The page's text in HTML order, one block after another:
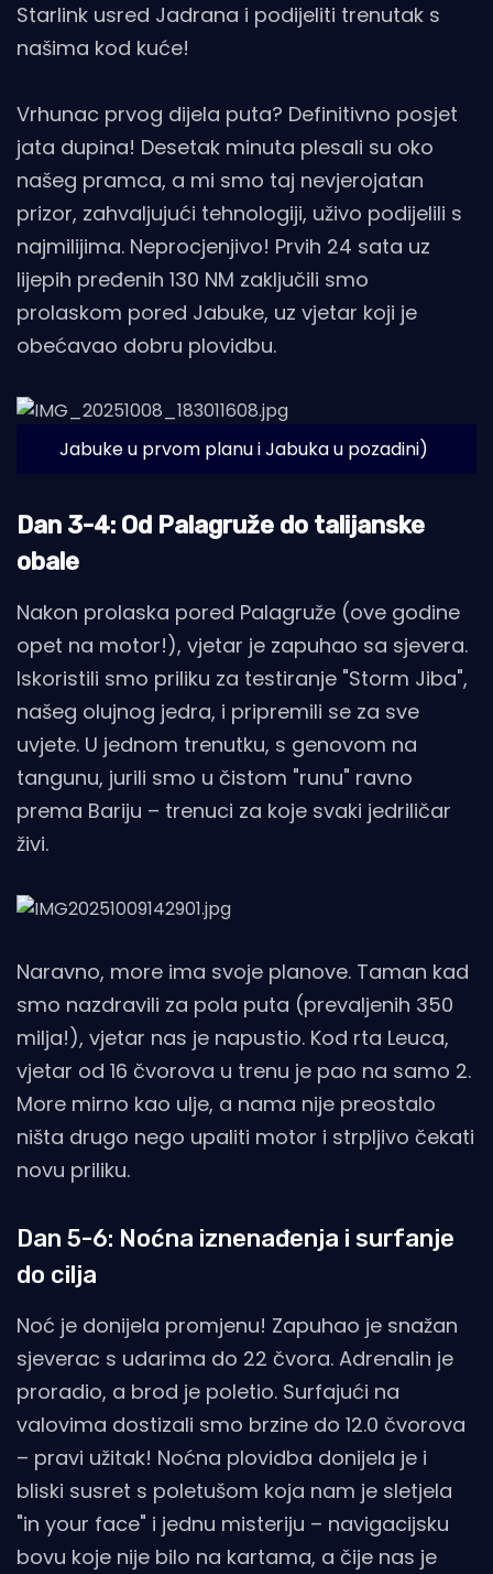
Starlink usred Jadrana i podijeliti trenutak s
našima kod kuće!
Vrhunac prvog dijela puta? Definitivno posjet
jata dupina! Desetak minuta plesali su oko
našeg pramca, a mi smo taj nevjerojatan
prizor, zahvaljujući tehnologiji, uživo podijelili s
najmilijima. Neprocjenjivo! Prvih 24 sata uz
lijepih pređenih 130 NM zaključili smo
prolaskom pored Jabuke, uz vjetar koji je
obećavao dobru plovidbu.
Jabuke u prvom planu i Jabuka u pozadini)
Dan 3-4: Od Palagruže do talijanske
obale
Nakon prolaska pored Palagruže (ove godine
opet na motor!), vjetar je zapuhao sa sjevera.
Iskoristili smo priliku za testiranje "Storm Jiba",
našeg olujnog jedra, i pripremili se za sve
uvjete. U jednom trenutku, s genovom na
tangunu, jurili smo u čistom "runu" ravno
prema Bariju – trenuci za koje svaki jedriličar
živi.
Naravno, more ima svoje planove. Taman kad
smo nazdravili za pola puta (prevaljenih 350
milja!), vjetar nas je napustio. Kod rta Leuca,
vjetar od 16 čvorova u trenu je pao na samo 2.
More mirno kao ulje, a nama nije preostalo
ništa drugo nego upaliti motor i strpljivo čekati
novu priliku.
Dan 5-6: Noćna iznenađenja i surfanje
do cilja
Noć je donijela promjenu! Zapuhao je snažan
sjeverac s udarima do 22 čvora. Adrenalin je
proradio, a brod je poletio. Surfajući na
valovima dostizali smo brzine do 12.0 čvorova
– pravi užitak! Noćna plovidba donijela je i
bliski susret s poletušom koja nam je sletjela
"in your face" i jednu misteriju – navigacijsku
bovu koje nije bilo na kartama, a čije nas je